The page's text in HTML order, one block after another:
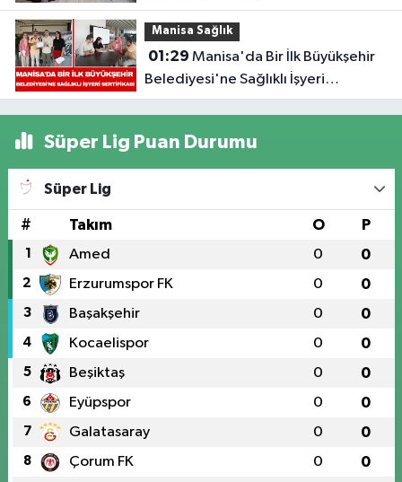
Manisa Sağlık
01:29
Belediyesi'ne Sağlıklı İşyeri
Sertifikası
Süper Lig Puan Durumu
Süper Lig
# Takım O P
1 Amed 0 0
2 Erzurumspor FK 0 0
3 Başakşehir 0 0
4 Kocaelispor 0 0
5 Beşiktaş 0 0
6 Eyüpspor 0 0
7 Galatasaray 0 0
8 Çorum FK 0 0